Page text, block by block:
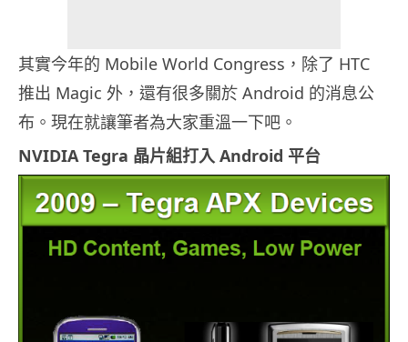
其實今年的 Mobile World Congress，除了 HTC
推出 Magic 外，還有很多關於 Android 的消息公
布。現在就讓筆者為大家重溫一下吧。
NVIDIA Tegra 晶片組打入 Android 平台